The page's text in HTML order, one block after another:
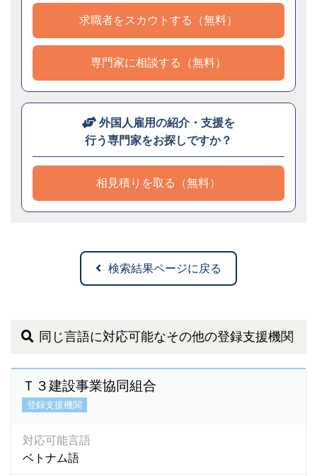
求職者をスカウトする（無料）
専門家に相談する（無料）
外国人雇用の紹介・支援を
行う専門家をお探しですか？
相見積りを取る（無料）
検索結果ページに戻る
同じ言語に対応可能なその他の登録支援機関
Ｔ３建設事業協同組合
登録支援機関
対応可能言語
ベトナム語